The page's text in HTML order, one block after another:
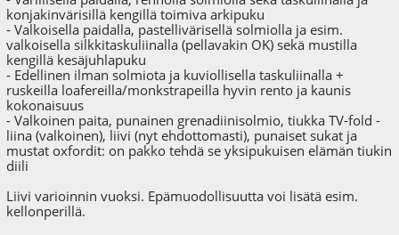
konjakinvärisillä kengillä toimiva arkipuku
- Valkoisella paidalla, pastellivärisellä solmiolla ja esim.
valkoisella silkkitaskuliinalla (pellavakin OK) sekä mustilla
kengillä kesäjuhlapuku
- Edellinen ilman solmiota ja kuviollisella taskuliinalla +
ruskeilla loafereilla/monkstrapeilla hyvin rento ja kaunis
kokonaisuus
- Valkoinen paita, punainen grenadiinisolmio, tiukka TV-fold -
liina (valkoinen), liivi (nyt ehdottomasti), punaiset sukat ja
mustat oxfordit: on pakko tehdä se yksipukuisen elämän tiukin
diili
Liivi varioinnin vuoksi. Epämuodollisuutta voi lisätä esim.
kellonperillä.